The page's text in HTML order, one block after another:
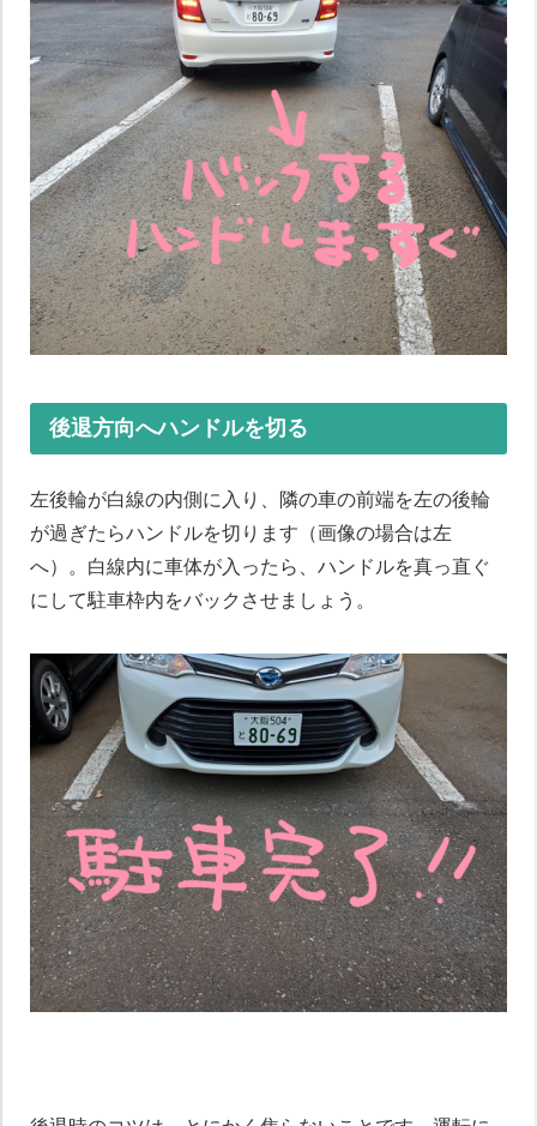
後退方向へハンドルを切る
左後輪が白線の内側に入り、隣の車の前端を左の後輪
が過ぎたらハンドルを切ります（画像の場合は左
へ）。白線内に車体が入ったら、ハンドルを真っ直ぐ
にして駐車枠内をバックさせましょう。